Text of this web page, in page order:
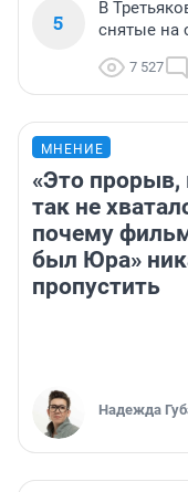
5
В
снятые на
7 527
МНЕНИЕ
«Это прорыв,
так не
почему
был Юра»
пропустить
Надежда